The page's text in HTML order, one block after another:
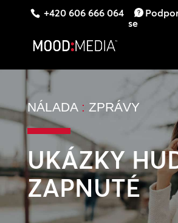
+420 606 666 064
se
NÁLADA : ZPRÁVY
UKÁZKY
ZAPNUTÉ